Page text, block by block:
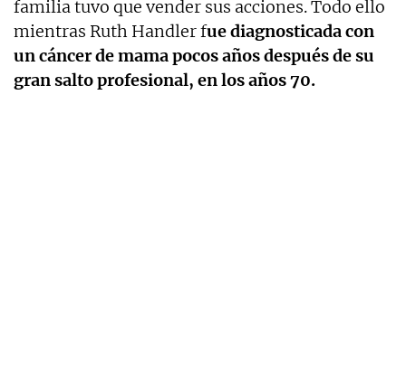
familia tuvo que vender sus acciones. Todo ello
mientras Ruth Handler fue diagnosticada con
un cáncer de mama pocos años después de su
gran salto profesional, en los años 70.